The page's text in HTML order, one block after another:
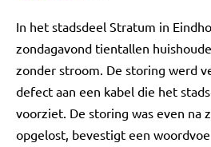
In het stadsdeel Stratum in
zondagavond tientallen
zonder stroom. De storing werd
defect aan een kabel die het
voorziet. De storing was even na
opgelost, bevestigt een